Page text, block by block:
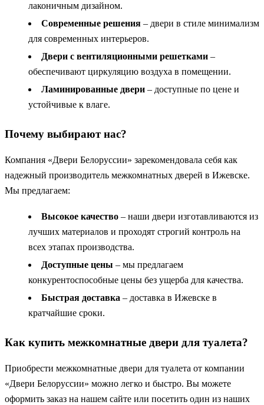
лаконичным дизайном.
Современные решения – двери в стиле минимализм
для современных интерьеров.
Двери с вентиляционными решетками –
обеспечивают циркуляцию воздуха в помещении.
Ламинированные двери – доступные по цене и
устойчивые к влаге.
Почему выбирают нас?
Компания «Двери Белоруссии» зарекомендовала себя как
надежный производитель межкомнатных дверей в Ижевске.
Мы предлагаем:
Высокое качество – наши двери изготавливаются из
лучших материалов и проходят строгий контроль на
всех этапах производства.
Доступные цены – мы предлагаем
конкурентоспособные цены без ущерба для качества.
Быстрая доставка – доставка в Ижевске в
кратчайшие сроки.
Как купить межкомнатные двери для туалета?
Приобрести межкомнатные двери для туалета от компании
«Двери Белоруссии» можно легко и быстро. Вы можете
оформить заказ на нашем сайте или посетить один из наших